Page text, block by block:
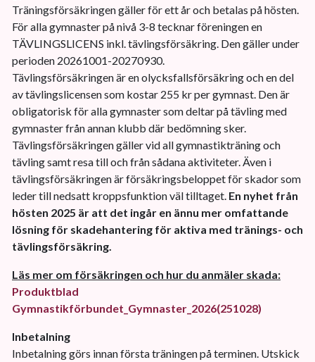
Träningsförsäkringen gäller för ett år och betalas på hösten.
För alla gymnaster på nivå 3-8 tecknar föreningen en
TÄVLINGSLICENS inkl. tävlingsförsäkring. Den gäller under
perioden 20261001-20270930.
Tävlingsförsäkringen är en olycksfallsförsäkring och en del
av tävlingslicensen som kostar 255 kr per gymnast. Den är
obligatorisk för alla gymnaster som deltar på tävling med
gymnaster från annan klubb där bedömning sker.
Tävlingsförsäkringen gäller vid all gymnastikträning och
tävling samt resa till och från sådana aktiviteter. Även i
tävlingsförsäkringen är försäkringsbeloppet för skador som
leder till nedsatt kroppsfunktion väl tilltaget. En nyhet från
hösten 2025 är att det ingår en ännu mer omfattande
lösning för skadehantering för aktiva med tränings- och
tävlingsförsäkring.
Läs mer om försäkringen och hur du anmäler skada:
Produktblad
Gymnastikförbundet_Gymnaster_2026(251028)
Inbetalning
Inbetalning görs innan första träningen på terminen. Utskick